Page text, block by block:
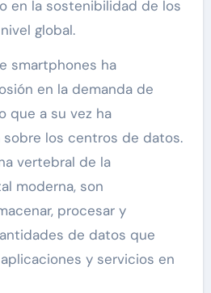
en la sostenibilidad de los
global.
smartphones ha
en la demanda de
que a su vez ha
sobre los centros de datos.
vertebral de la
moderna, son
procesar y
de datos que
y servicios en